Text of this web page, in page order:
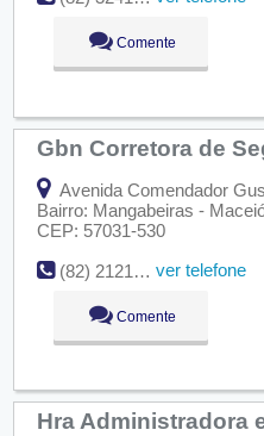
Comente
Gbn Corretora de
Avenida Comendador
Bairro: Mangabeiras -
CEP: 57031-530
(82) 2121-0002
ver telefone
Comente
Hra Administradora